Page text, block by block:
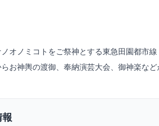
オノミコトをご祭神とする東急田園都市
お神輿の渡御、奉納演芸大会、御神楽など
報